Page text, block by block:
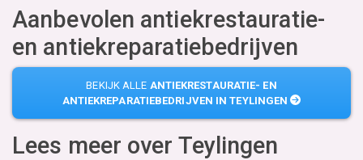
Aanbevolen antiekrestauratie-
en antiekreparatiebedrijven
BEKIJK ALLE ANTIEKRESTAURATIE- EN
ANTIEKREPARATIEBEDRIJVEN IN TEYLINGEN
Lees meer over Teylingen